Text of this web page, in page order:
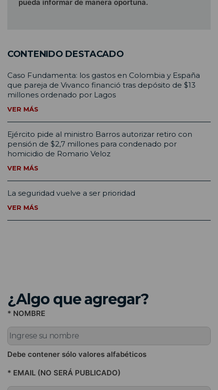
pueda informar de manera oportuna.
CONTENIDO DESTACADO
Caso Fundamenta: los gastos en Colombia y España
que pareja de Vivanco financió tras depósito de $13
millones ordenado por Lagos
VER MÁS
Ejército pide al ministro Barros autorizar retiro con
pensión de $2,7 millones para condenado por
homicidio de Romario Veloz
VER MÁS
La seguridad vuelve a ser prioridad
VER MÁS
¿Algo que agregar?
* NOMBRE
Debe contener sólo valores alfabéticos
* EMAIL (NO SERÁ PUBLICADO)